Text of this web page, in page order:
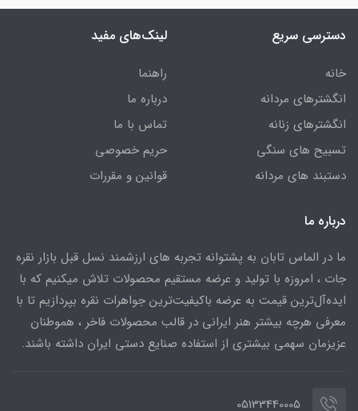
دسترسی سریع
خانه
انگشترهای مردانه
انگشترهای زنانه
تسبیح های سنگی
دستبند های مردانه
لینک‌های مفید
راهنما
درباره ما
تماس با ما
حریم خصوصی
قوانین و مقررات
درباره ما
ما در الماس تابان به پشتوانه تجربه های ارزشمند نسل قبل بازار نقره
جات ، امروزه با تولید و عرضه مستقیم محصولات تلاش میکنیم که با
ایده‌آل‌ترین قیمت به عرضه باکیفیت‌ترین جواهرات نقره بپردازیم تا با
معرفی هرچه بیشتر هنر ایرانی در قالب محصولات فاخر ، هموطنان
عزیزمان سهمی بیشتری از استفاده صنایع دستی ایران داشته باشند.
05133440005